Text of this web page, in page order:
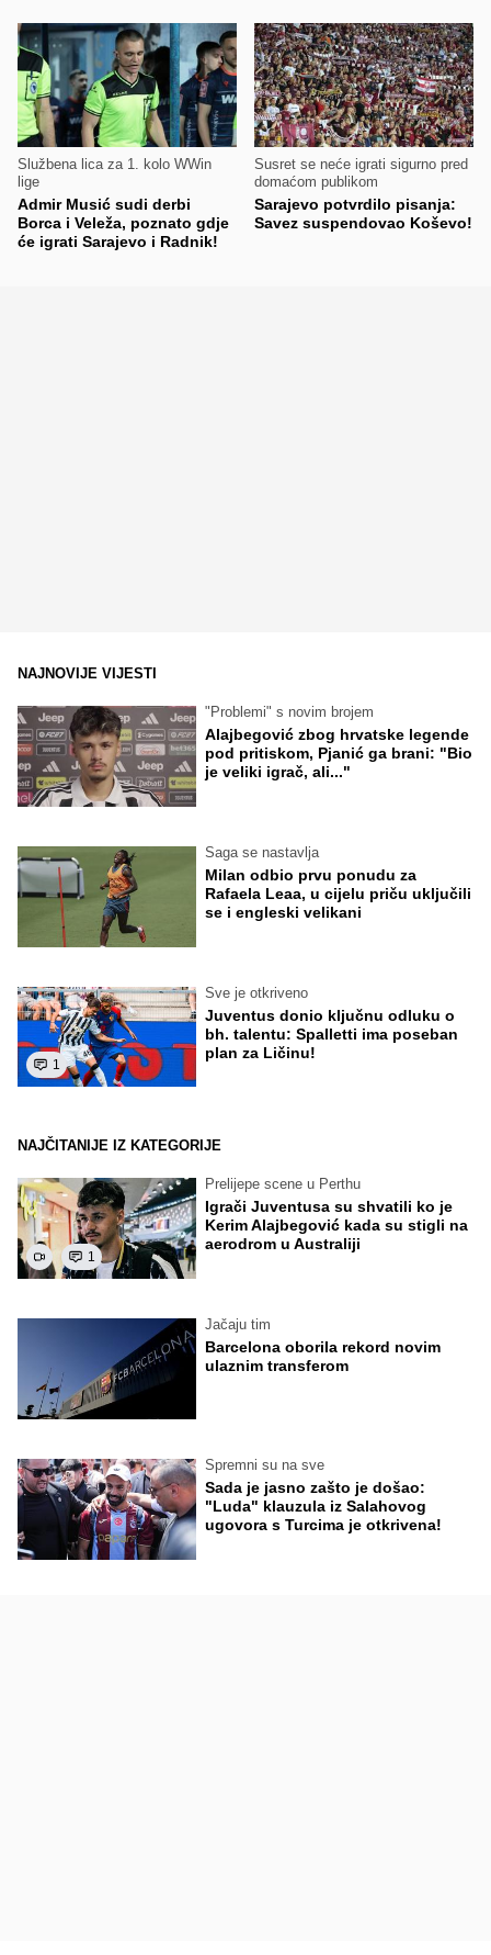
Službena lica za 1. kolo WWin
lige
Admir Musić sudi derbi
Borca i Veleža, poznato gdje
će igrati Sarajevo i Radnik!
Susret se neće igrati sigurno pred
domaćom publikom
Sarajevo potvrdilo pisanja:
Savez suspendovao Koševo!
NAJNOVIJE VIJESTI
"Problemi" s novim brojem
Alajbegović zbog hrvatske legende
pod pritiskom, Pjanić ga brani: "Bio
je veliki igrač, ali..."
Saga se nastavlja
Milan odbio prvu ponudu za
Rafaela Leaa, u cijelu priču uključili
se i engleski velikani
1
Sve je otkriveno
Juventus donio ključnu odluku o
bh. talentu: Spalletti ima poseban
plan za Ličinu!
NAJČITANIJE IZ KATEGORIJE
1
Prelijepe scene u Perthu
Igrači Juventusa su shvatili ko je
Kerim Alajbegović kada su stigli na
aerodrom u Australiji
Jačaju tim
Barcelona oborila rekord novim
ulaznim transferom
Spremni su na sve
Sada je jasno zašto je došao:
"Luda" klauzula iz Salahovog
ugovora s Turcima je otkrivena!